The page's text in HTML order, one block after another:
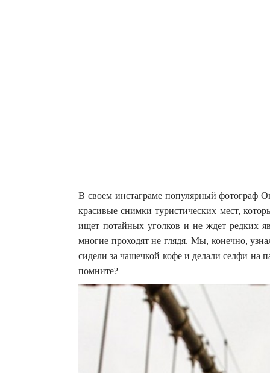
В своем инстаграме популярный фотограф
красивые снимки туристических мест,
ищет потайных уголков и не ждет редких
многие проходят не глядя. Мы, конечно,
сидели за чашечкой кофе и делали селфи на
помните?